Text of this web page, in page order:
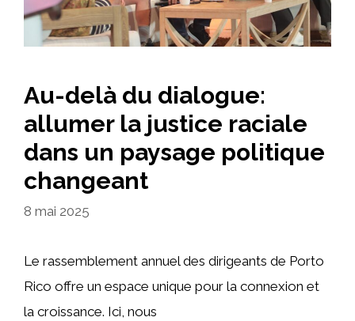
Au-delà du dialogue:
allumer la justice raciale
dans un paysage politique
changeant
8 mai 2025
Le rassemblement annuel des dirigeants de Porto
Rico offre un espace unique pour la connexion et
la croissance. Ici, nous